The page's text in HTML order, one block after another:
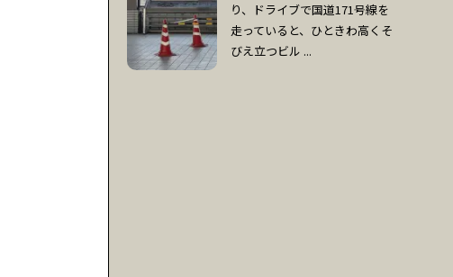
り、ドライブで国道171号線を
走っていると、ひときわ高くそ
びえ立つビル ...